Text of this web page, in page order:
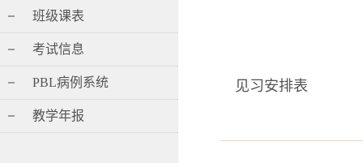
班级课表
考试信息
PBL病例系统
教学年报
见习安排表